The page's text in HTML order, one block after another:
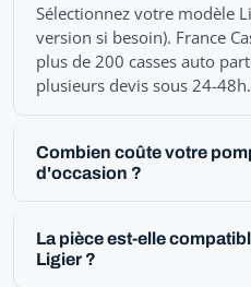
Sélectionnez votre modèle
version si besoin). France
plus de 200 casses auto
plusieurs devis sous 24-48h.
Combien coûte votre
d'occasion ?
La pièce est-elle
Ligier ?